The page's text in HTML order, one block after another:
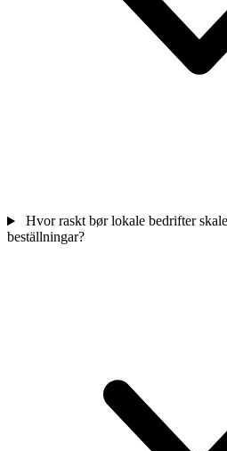
Hvor raskt bør lokale bedrifter
beställningar?